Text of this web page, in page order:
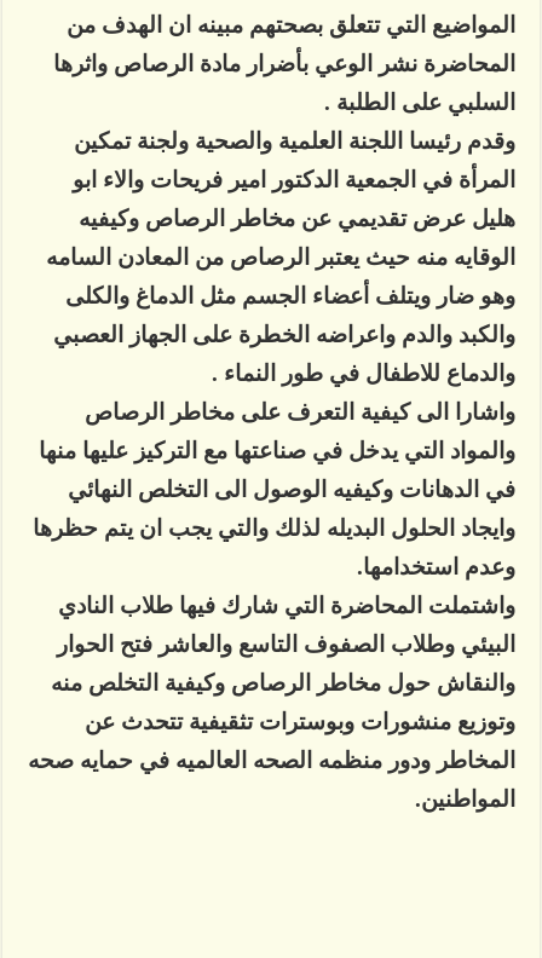
المواضيع التي تتعلق بصحتهم مبينه ان الهدف من
المحاضرة نشر الوعي بأضرار مادة الرصاص واثرها
السلبي على الطلبة .
وقدم رئيسا اللجنة العلمية والصحية ولجنة تمكين
المرأة في الجمعية الدكتور امير فريحات والاء ابو
هليل عرض تقديمي عن مخاطر الرصاص وكيفيه
الوقايه منه حيث يعتبر الرصاص من المعادن السامه
وهو ضار ويتلف أعضاء الجسم مثل الدماغ والكلى
والكبد والدم واعراضه الخطرة على الجهاز العصبي
والدماع للاطفال في طور النماء .
واشارا الى كيفية التعرف على مخاطر الرصاص
والمواد التي يدخل في صناعتها مع التركيز عليها منها
في الدهانات وكيفيه الوصول الى التخلص النهائي
وايجاد الحلول البديله لذلك والتي يجب ان يتم حظرها
وعدم استخدامها.
واشتملت المحاضرة التي شارك فيها طلاب النادي
البيئي وطلاب الصفوف التاسع والعاشر فتح الحوار
والنقاش حول مخاطر الرصاص وكيفية التخلص منه
وتوزيع منشورات وبوسترات تثقيفية تتحدث عن
المخاطر ودور منظمه الصحه العالميه في حمايه صحه
المواطنين.